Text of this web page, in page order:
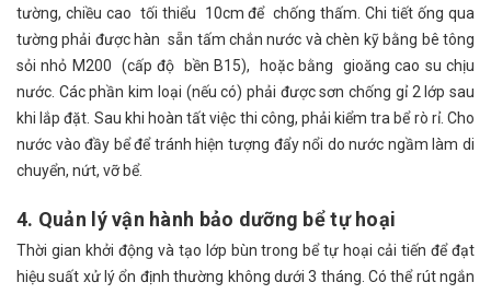
tường, chiều cao tối thiểu 10cm để chống thấm. Chi tiết ống qua
tường phải được hàn sẵn tấm chắn nước và chèn kỹ bằng bê tông
sỏi nhỏ M200 (cấp độ bền B15), hoặc bằng gioăng cao su chịu
nước. Các phần kim loại (nếu có) phải được sơn chống gỉ 2 lớp sau
khi lắp đặt. Sau khi hoàn tất việc thi công, phải kiểm tra bể rò rỉ. Cho
nước vào đầy bể để tránh hiện tượng đẩy nổi do nước ngầm làm di
chuyển, nứt, vỡ bể.
4. Quản lý vận hành bảo dưỡng bể tự hoại
Thời gian khởi động và tạo lớp bùn trong bể tự hoại cải tiến để đạt
hiệu suất xử lý ổn định thường không dưới 3 tháng. Có thể rút ngắn